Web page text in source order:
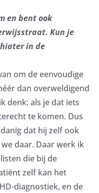
en bent ook
Kun je
in de
om de eenvoudige
dan overweldigend
denk: als je dat iets
te komen. Dus
dat hij zelf ook
daar. Daar werk ik
die bij de
zelf kan het
diagnostiek, en de